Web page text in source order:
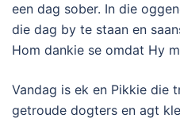
een dag sober. In die
die dag by te staan en
Hom dankie se omdat Hy
Vandag is ek en Pikkie die
getroude dogters en agt